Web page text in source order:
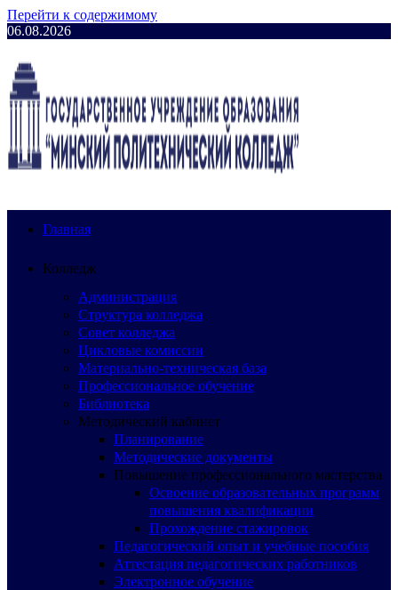
Перейти к содержимому
06.08.2026
Главная
Колледж
Администрация
Структура колледжа
Совет колледжа
Цикловые комиссии
Материально-техническая база
Профессиональное обучение
Библиотека
Методический кабинет
Планирование
Методические документы
Повышение профессионального мастерства
Освоение образовательных программ
повышения квалификации
Прохождение стажировок
Педагогический опыт и учебные пособия
Аттестация педагогических работников
Электронное обучение